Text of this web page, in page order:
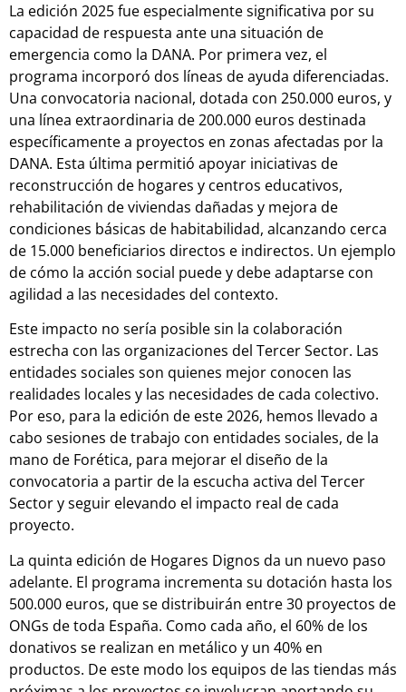
La edición 2025 fue especialmente significativa por su
capacidad de respuesta ante una situación de
emergencia como la DANA. Por primera vez, el
programa incorporó dos líneas de ayuda diferenciadas.
Una convocatoria nacional, dotada con 250.000 euros, y
una línea extraordinaria de 200.000 euros destinada
específicamente a proyectos en zonas afectadas por la
DANA. Esta última permitió apoyar iniciativas de
reconstrucción de hogares y centros educativos,
rehabilitación de viviendas dañadas y mejora de
condiciones básicas de habitabilidad, alcanzando cerca
de 15.000 beneficiarios directos e indirectos. Un ejemplo
de cómo la acción social puede y debe adaptarse con
agilidad a las necesidades del contexto.
Este impacto no sería posible sin la colaboración
estrecha con las organizaciones del Tercer Sector. Las
entidades sociales son quienes mejor conocen las
realidades locales y las necesidades de cada colectivo.
Por eso, para la edición de este 2026, hemos llevado a
cabo sesiones de trabajo con entidades sociales, de la
mano de Forética, para mejorar el diseño de la
convocatoria a partir de la escucha activa del Tercer
Sector y seguir elevando el impacto real de cada
proyecto.
La quinta edición de Hogares Dignos da un nuevo paso
adelante. El programa incrementa su dotación hasta los
500.000 euros, que se distribuirán entre 30 proyectos de
ONGs de toda España. Como cada año, el 60% de los
donativos se realizan en metálico y un 40% en
productos. De este modo los equipos de las tiendas más